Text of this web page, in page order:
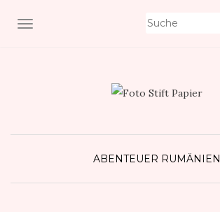
NAVIGATION EIN-/AUSSCHALTEN
ABENTEUER RUMÄNIEN